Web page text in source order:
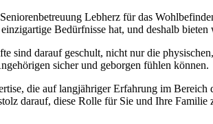
Lebherz für das
Bedürfnisse hat, und deshalb
sind darauf geschult, nicht nur die
sicher und geborgen fühlen können.
die auf langjähriger Erfahrung im
darauf, diese Rolle für Sie und Ihre Familie